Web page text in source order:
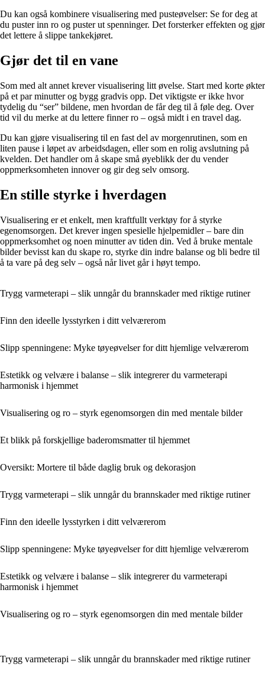
Du kan også kombinere visualisering med pusteøvelser: Se for deg at
du puster inn ro og puster ut spenninger. Det forsterker effekten og gjør
det lettere å slippe tankekjøret.
Gjør det til en vane
Som med alt annet krever visualisering litt øvelse. Start med korte økter
på et par minutter og bygg gradvis opp. Det viktigste er ikke hvor
tydelig du “ser” bildene, men hvordan de får deg til å føle deg. Over
tid vil du merke at du lettere finner ro – også midt i en travel dag.
Du kan gjøre visualisering til en fast del av morgenrutinen, som en
liten pause i løpet av arbeidsdagen, eller som en rolig avslutning på
kvelden. Det handler om å skape små øyeblikk der du vender
oppmerksomheten innover og gir deg selv omsorg.
En stille styrke i hverdagen
Visualisering er et enkelt, men kraftfullt verktøy for å styrke
egenomsorgen. Det krever ingen spesielle hjelpemidler – bare din
oppmerksomhet og noen minutter av tiden din. Ved å bruke mentale
bilder bevisst kan du skape ro, styrke din indre balanse og bli bedre til
å ta vare på deg selv – også når livet går i høyt tempo.
Trygg varmeterapi – slik unngår du brannskader med riktige rutiner
Finn den ideelle lysstyrken i ditt velværerom
Slipp spenningene: Myke tøyeøvelser for ditt hjemlige velværerom
Estetikk og velvære i balanse – slik integrerer du varmeterapi
harmonisk i hjemmet
Visualisering og ro – styrk egenomsorgen din med mentale bilder
Et blikk på forskjellige baderomsmatter til hjemmet
Oversikt: Mortere til både daglig bruk og dekorasjon
Trygg varmeterapi – slik unngår du brannskader med riktige rutiner
Finn den ideelle lysstyrken i ditt velværerom
Slipp spenningene: Myke tøyeøvelser for ditt hjemlige velværerom
Estetikk og velvære i balanse – slik integrerer du varmeterapi
harmonisk i hjemmet
Visualisering og ro – styrk egenomsorgen din med mentale bilder
Trygg varmeterapi – slik unngår du brannskader med riktige rutiner